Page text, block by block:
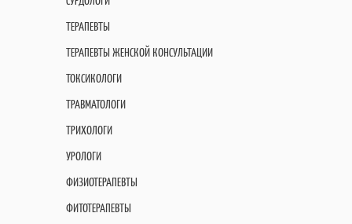
ТЕРАПЕВТЫ
ТЕРАПЕВТЫ ЖЕНСКОЙ КОНСУЛЬТАЦИИ
ТОКСИКОЛОГИ
ТРАВМАТОЛОГИ
ТРИХОЛОГИ
УРОЛОГИ
ФИЗИОТЕРАПЕВТЫ
ФИТОТЕРАПЕВТЫ